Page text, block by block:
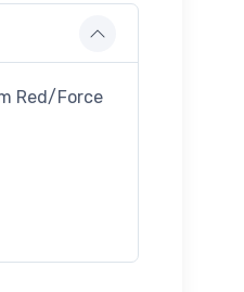
Red/Force